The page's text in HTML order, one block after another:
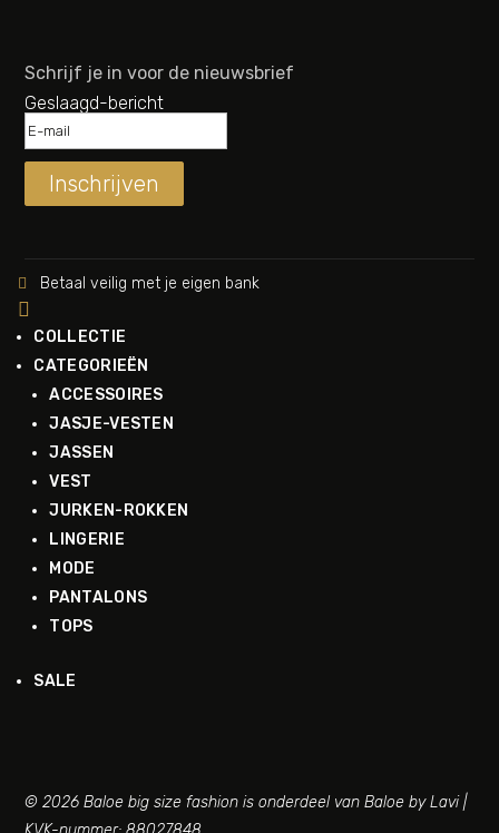
Schrijf je in voor de nieuwsbrief
Geslaagd-bericht
Inschrijven
 Betaal veilig met je eigen bank

COLLECTIE
CATEGORIEËN
ACCESSOIRES
JASJE-VESTEN
JASSEN
VEST
JURKEN-ROKKEN
LINGERIE
MODE
PANTALONS
TOPS
SALE
© 2026 Baloe big size fashion is onderdeel van Baloe by Lavi |